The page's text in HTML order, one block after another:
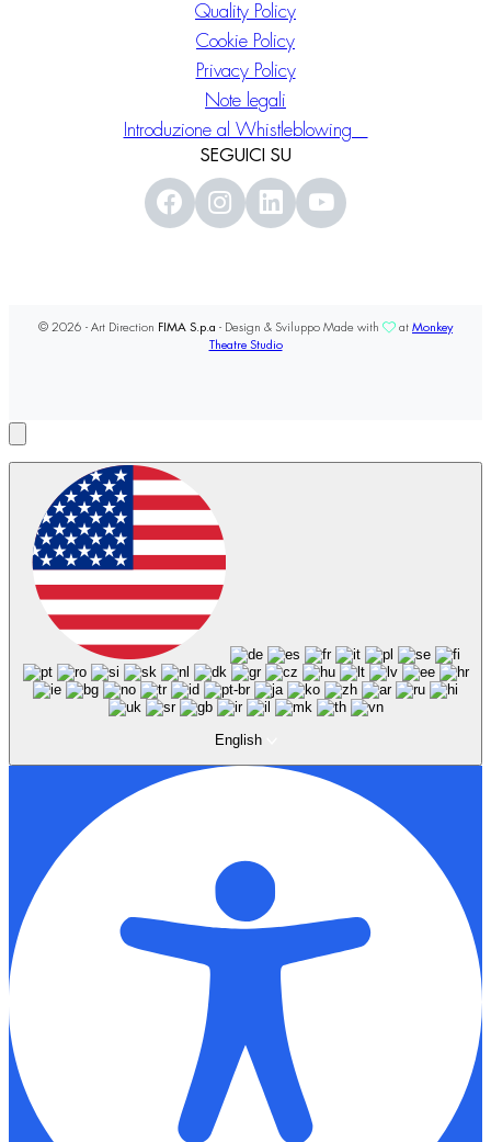
Quality Policy
Cookie Policy
Privacy Policy
Note legali
Introduzione al Whistleblowing
SEGUICI SU
© 2026 - Art Direction FIMA S.p.a - Design & Sviluppo Made with at Monkey
Theatre Studio
English